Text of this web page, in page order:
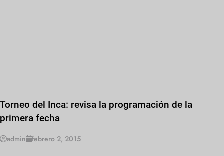
Torneo del Inca: revisa la programación de la
primera fecha
admin febrero 2, 2015